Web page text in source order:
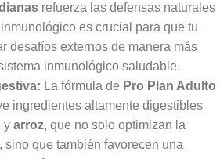
refuerza las defensas naturales
es crucial para que tu
desafíos externos de manera más
inmunológico saludable.
La fórmula de Pro Plan Adulto
ingredientes altamente digestibles
y arroz, que no solo optimizan la
sino que también favorecen una